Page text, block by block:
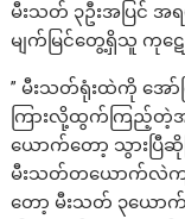
မီးသတ် ၃ဦးအပြင် အ
မျက်မြင်တွေ့ရှိသူ ကုဋေ
” မီးသတ်ရုံးထဲကို အေ
ကြားလို့ထွက်ကြည့်တဲ့အ
ယောက်တော့ သွားပြီ
မီးသတ်တယောက်လဲ
တော့ မီးသတ် ၃ယော